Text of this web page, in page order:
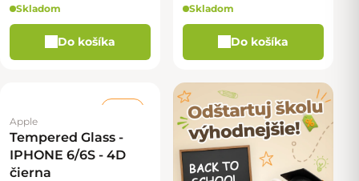
Skladom
Do košíka
Skladom
Do košíka
Apple
Tempered Glass -
IPHONE 6/6S - 4D
čierna